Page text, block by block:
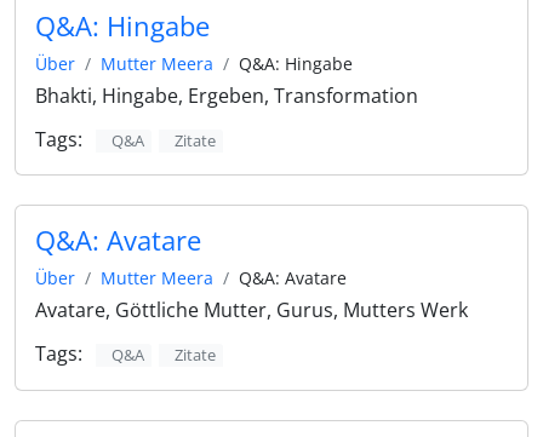
Q&A: Hingabe
Über Mutter Meera Q&A: Hingabe
Bhakti, Hingabe, Ergeben, Transformation
Tags:
Q&A Zitate
Q&A: Avatare
Über Mutter Meera Q&A: Avatare
Avatare, Göttliche Mutter, Gurus, Mutters Werk
Tags:
Q&A Zitate